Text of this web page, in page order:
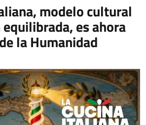
modelo cultural
es ahora
la Humanidad